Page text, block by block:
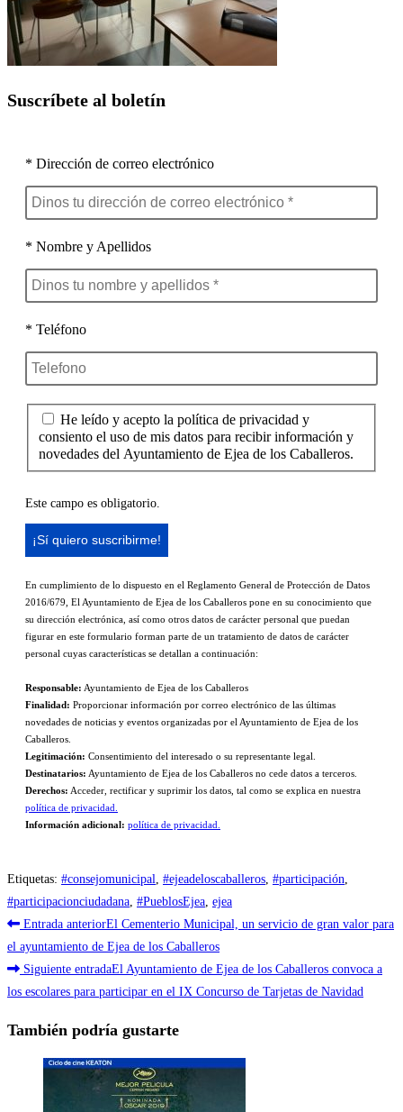
Suscríbete al boletín
* Dirección de correo electrónico
* Nombre y Apellidos
* Teléfono
He leído y acepto la política de privacidad y
consiento el uso de mis datos para recibir información y
novedades del Ayuntamiento de Ejea de los Caballeros.
Este campo es obligatorio.
En cumplimiento de lo dispuesto en el Reglamento General de Protección de Datos
2016/679, El Ayuntamiento de Ejea de los Caballeros pone en su conocimiento que
su dirección electrónica, así como otros datos de carácter personal que puedan
figurar en este formulario forman parte de un tratamiento de datos de carácter
personal cuyas características se detallan a continuación:
Responsable: Ayuntamiento de Ejea de los Caballeros
Finalidad: Proporcionar información por correo electrónico de las últimas
novedades de noticias y eventos organizadas por el Ayuntamiento de Ejea de los
Caballeros.
Legitimación: Consentimiento del interesado o su representante legal.
Destinatarios: Ayuntamiento de Ejea de los Caballeros no cede datos a terceros.
Derechos: Acceder, rectificar y suprimir los datos, tal como se explica en nuestra
política de privacidad.
Información adicional: política de privacidad.
Etiquetas: #consejomunicipal #ejeadeloscaballeros #participación
#participacionciudadana #PueblosEjea ejea
Leer
más
artículos
Entrada anteriorEl Cementerio Municipal, un servicio de gran valor para
el ayuntamiento de Ejea de los Caballeros
Siguiente entradaEl Ayuntamiento de Ejea de los Caballeros convoca a
los escolares para participar en el IX Concurso de Tarjetas de Navidad
También podría gustarte